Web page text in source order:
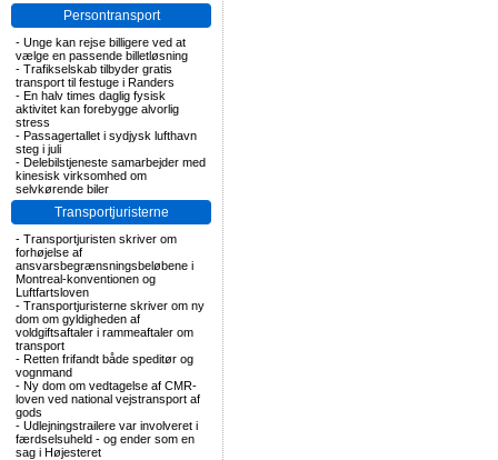
Persontransport
- Unge kan rejse billigere ved at
vælge en passende billetløsning
- Trafikselskab tilbyder gratis
transport til festuge i Randers
- En halv times daglig fysisk
aktivitet kan forebygge alvorlig
stress
- Passagertallet i sydjysk lufthavn
steg i juli
- Delebilstjeneste samarbejder med
kinesisk virksomhed om
selvkørende biler
Transportjuristerne
- Transportjuristen skriver om
forhøjelse af
ansvarsbegrænsningsbeløbene i
Montreal-konventionen og
Luftfartsloven
- Transportjuristerne skriver om ny
dom om gyldigheden af
voldgiftsaftaler i rammeaftaler om
transport
- Retten frifandt både speditør og
vognmand
- Ny dom om vedtagelse af CMR-
loven ved national vejstransport af
gods
- Udlejningstrailere var involveret i
færdselsuheld - og ender som en
sag i Højesteret